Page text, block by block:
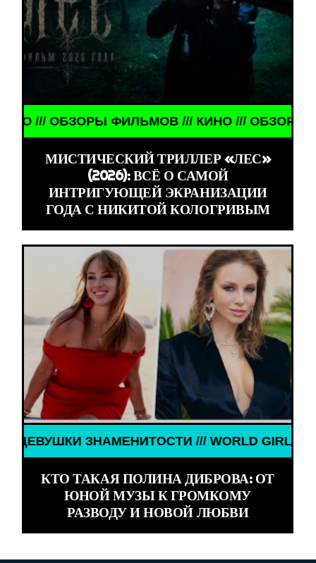
ФИЛЬМОВ /// КИНО /// ОБЗОРЫ
МИСТИЧЕСКИЙ ТРИЛЛЕР «ЛЕС»
(2026): ВСЁ О САМОЙ
ИНТРИГУЮЩЕЙ ЭКРАНИЗАЦИИ
ГОДА С НИКИТОЙ КОЛОГРИВЫМ
ЗНАМЕНИТОСТИ /// WORLD GIRLS ///
КТО ТАКАЯ ПОЛИНА ДИБРОВА: ОТ
ЮНОЙ МУЗЫ К ГРОМКОМУ
РАЗВОДУ И НОВОЙ ЛЮБВИ